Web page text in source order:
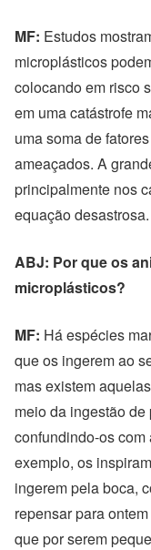
MF: Estudos
microplásticos
colocando em risco
em uma catástrofe
uma soma de
ameaçados. A
principalmente nos
equação desastrosa.
ABJ: Por que os
microplásticos?
MF: Há espécies
que os ingerem ao
mas existem
meio da ingestão
confundindo-os
exemplo, os
ingerem pela boca,
repensar para
que por serem